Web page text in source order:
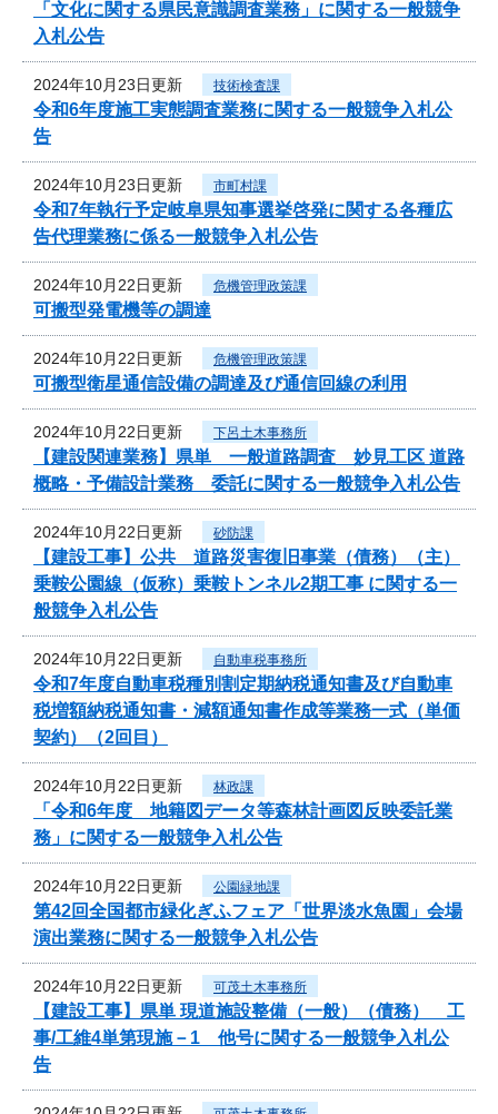
「文化に関する県民意識調査業務」に関する一般競争
入札公告
2024年10月23日更新 技術検査課
令和6年度施工実態調査業務に関する一般競争入札公
告
2024年10月23日更新 市町村課
令和7年執行予定岐阜県知事選挙啓発に関する各種広
告代理業務に係る一般競争入札公告
2024年10月22日更新 危機管理政策課
可搬型発電機等の調達
2024年10月22日更新 危機管理政策課
可搬型衛星通信設備の調達及び通信回線の利用
2024年10月22日更新 下呂土木事務所
【建設関連業務】県単 一般道路調査 妙見工区 道路
概略・予備設計業務 委託に関する一般競争入札公告
2024年10月22日更新 砂防課
【建設工事】公共 道路災害復旧事業（債務）（主）
乗鞍公園線（仮称）乗鞍トンネル2期工事 に関する一
般競争入札公告
2024年10月22日更新 自動車税事務所
令和7年度自動車税種別割定期納税通知書及び自動車
税増額納税通知書・減額通知書作成等業務一式（単価
契約）（2回目）
2024年10月22日更新 林政課
「令和6年度 地籍図データ等森林計画図反映委託業
務」に関する一般競争入札公告
2024年10月22日更新 公園緑地課
第42回全国都市緑化ぎふフェア「世界淡水魚園」会場
演出業務に関する一般競争入札公告
2024年10月22日更新 可茂土木事務所
【建設工事】県単 現道施設整備（一般）（債務） 工
事/工維4単第現施－1 他号に関する一般競争入札公
告